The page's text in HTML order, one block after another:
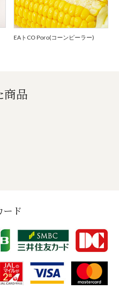
EAトCO Poro(コーンピーラー)
商品
ード